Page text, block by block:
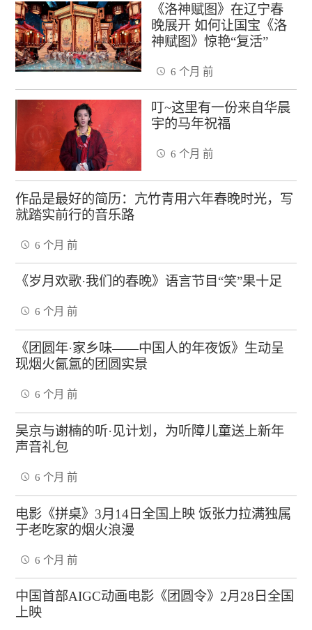
《洛神赋图》在辽宁春
晚展开 如何让国宝《洛
神赋图》惊艳“复活”
6 个月 前
叮~这里有一份来自华晨
宇的马年祝福
6 个月 前
作品是最好的简历：亢竹青用六年春晚时光，写
就踏实前行的音乐路
6 个月 前
《岁月欢歌·我们的春晚》语言节目“笑”果十足
6 个月 前
《团圆年·家乡味——中国人的年夜饭》生动呈
现烟火氤氲的团圆实景
6 个月 前
吴京与谢楠的听·见计划，为听障儿童送上新年
声音礼包
6 个月 前
电影《拼桌》3月14日全国上映 饭张力拉满独属
于老吃家的烟火浪漫
6 个月 前
中国首部AIGC动画电影《团圆令》2月28日全国
上映